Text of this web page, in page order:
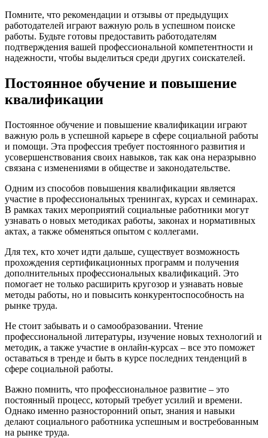
Помните, что рекомендации и отзывы от предыдущих
работодателей играют важную роль в успешном поиске
работы. Будьте готовы предоставить работодателям
подтверждения вашей профессиональной компетентности и
надежности, чтобы выделиться среди других соискателей.
Постоянное обучение и повышение
квалификации
Постоянное обучение и повышение квалификации играют
важную роль в успешной карьере в сфере социальной работы
и помощи. Эта профессия требует постоянного развития и
усовершенствования своих навыков, так как она неразрывно
связана с изменениями в обществе и законодательстве.
Одним из способов повышения квалификации является
участие в профессиональных тренингах, курсах и семинарах.
В рамках таких мероприятий социальные работники могут
узнавать о новых методиках работы, законах и нормативных
актах, а также обменяться опытом с коллегами.
Для тех, кто хочет идти дальше, существует возможность
прохождения сертификационных программ и получения
дополнительных профессиональных квалификаций. Это
помогает не только расширить кругозор и узнавать новые
методы работы, но и повысить конкурентоспособность на
рынке труда.
Не стоит забывать и о самообразовании. Чтение
профессиональной литературы, изучение новых технологий и
методик, а также участие в онлайн-курсах – все это поможет
оставаться в тренде и быть в курсе последних тенденций в
сфере социальной работы.
Важно помнить, что профессиональное развитие – это
постоянный процесс, который требует усилий и времени.
Однако именно разносторонний опыт, знания и навыки
делают социального работника успешным и востребованным
на рынке труда.